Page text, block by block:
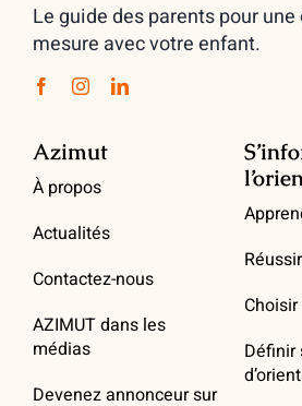
Le guide des parents pour
mesure avec votre enfant.
Azimut
À propos
Actualités
Contactez-nous
AZIMUT dans les
médias
Devenez annonceur sur
Définir